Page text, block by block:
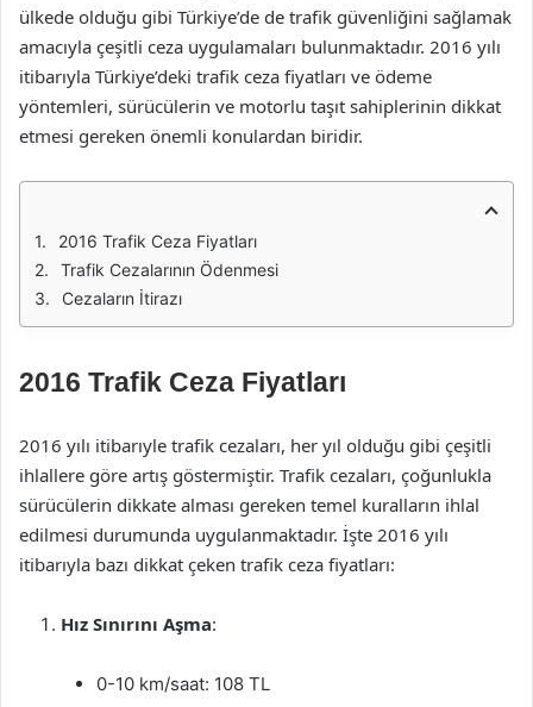
ülkede olduğu gibi Türkiye’de de trafik güvenliğini sağlamak
amacıyla çeşitli ceza uygulamaları bulunmaktadır. 2016 yılı
itibarıyla Türkiye’deki trafik ceza fiyatları ve ödeme
yöntemleri, sürücülerin ve motorlu taşıt sahiplerinin dikkat
etmesi gereken önemli konulardan biridir.
2016 Trafik Ceza Fiyatları
Trafik Cezalarının Ödenmesi
Cezaların İtirazı
2016 Trafik Ceza Fiyatları
2016 yılı itibarıyle trafik cezaları, her yıl olduğu gibi çeşitli
ihlallere göre artış göstermiştir. Trafik cezaları, çoğunlukla
sürücülerin dikkate alması gereken temel kuralların ihlal
edilmesi durumunda uygulanmaktadır. İşte 2016 yılı
itibarıyla bazı dikkat çeken trafik ceza fiyatları:
Hız Sınırını Aşma:
0-10 km/saat: 108 TL